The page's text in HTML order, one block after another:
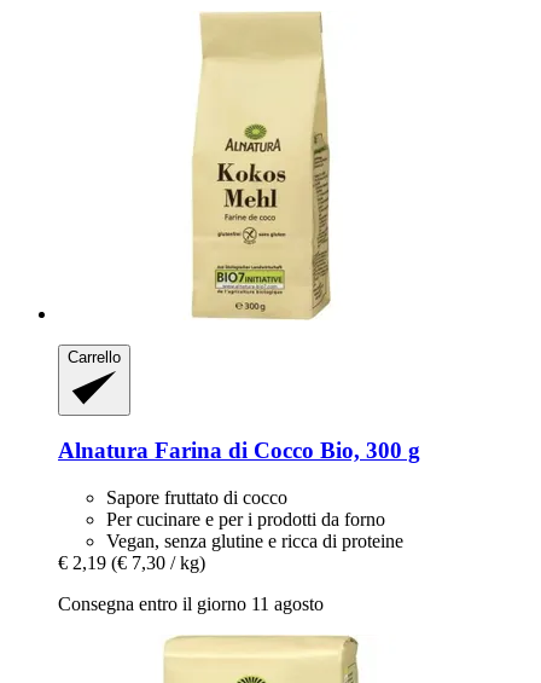
Carrello
Alnatura Farina di Cocco Bio, 300 g
Sapore fruttato di cocco
Per cucinare e per i prodotti da forno
Vegan, senza glutine e ricca di proteine
€ 2,19 (€ 7,30 / kg)
Consegna entro il giorno 11 agosto